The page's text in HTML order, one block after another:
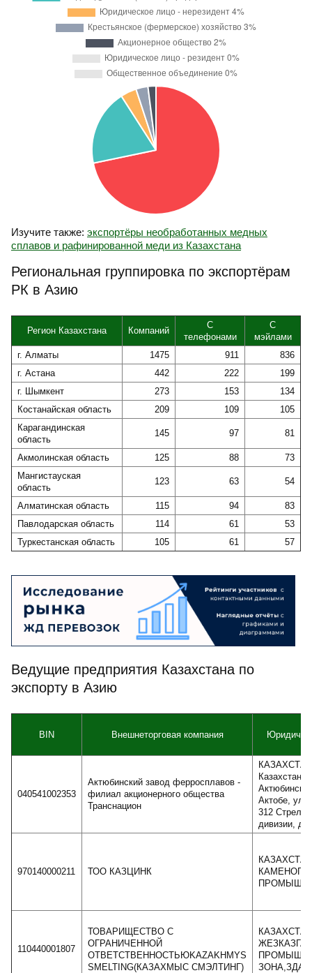
Изучите также: экспортёры необработанных медных
сплавов и рафинированной меди из Казахстана
Региональная группировка по экспортёрам
РК в Азию
Регион Казахстана Компаний
С
телефонами
С
мэйлами
г. Алматы
1475 911
836
г. Астана
442 222
199
г. Шымкент
273 153
134
Костанайская область
209 109
105
Карагандинская
область
145 97 81
Акмолинская область 125 88
73
Мангистауская
область
123 63 54
Алматинская область 115 94
83
Павлодарская область
114 61
53
Туркестанская область
105 61 57
Ведущие предприятия Казахстана по
экспорту в Азию
BIN Внешнеторговая компания
040541002353
Актюбинский завод ферросплавов -
филиал акционерного общества
Транснацион
Казахстан,
Актобе, ул.
312
дивизии, д.
970140000211 ТОО КАЗЦИНК
110440001807
ТОВАРИЩЕСТВО С
ОГРАНИЧЕННОЙ
ОТВЕТСТВЕННОСТЬЮKAZAKHMYS
SMELTING(КАЗАХМЫС СМЭЛТИНГ)